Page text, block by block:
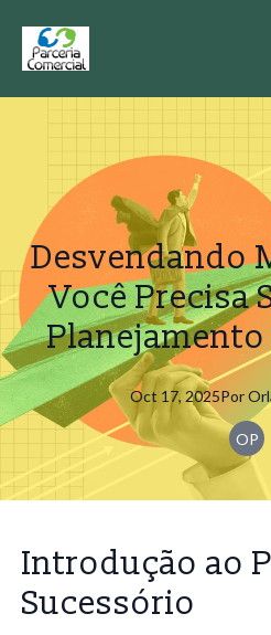
Desvendando
Você Precisa
Oct 17, 2025Por
OP
Introdução ao
Sucessório